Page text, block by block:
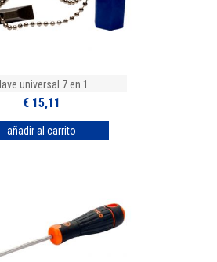
Llave universal 7 en 1
€ 15,11